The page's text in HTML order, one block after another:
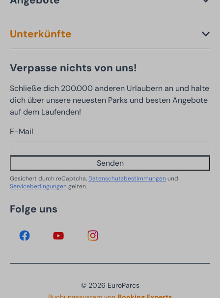
Unterkünfte
Verpasse nichts von uns!
Schließe dich 200.000 anderen Urlaubern an und halte
dich über unsere neuesten Parks und besten Angebote
auf dem Laufenden!
E-Mail
Senden
Gesichert durch reCaptcha, Datenschutzbestimmungen und
Servicebedingungen gelten.
Folge uns
© 2026 EuroParcs